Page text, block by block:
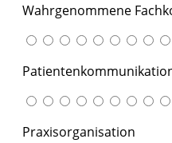
Wahrgenommene
Praxisorganisation